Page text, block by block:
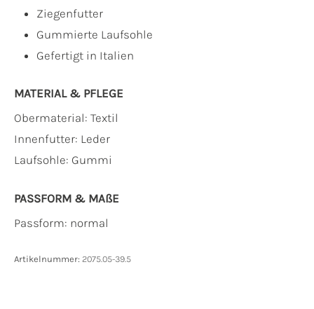
Ziegenfutter
Gummierte Laufsohle
Gefertigt in Italien
MATERIAL & PFLEGE
Obermaterial: Textil
Innenfutter: Leder
Laufsohle: Gummi
PASSFORM & MAẞE
Passform: normal
Artikelnummer: 2075.05-39.5